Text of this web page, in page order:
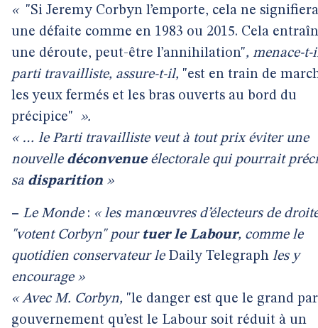
« "Si Jeremy Corbyn l’emporte, cela ne
une défaite comme en 1983 ou 2015. Cela
une déroute, peut-être l’annihilation", menace-t-
parti travailliste, assure-t-il, "est en train de
les yeux fermés et les bras ouverts au bord du
précipice" ».
« … le Parti travailliste veut à tout prix éviter une
nouvelle déconvenueélectorale qui pourrait
sa disparition »
– Le Monde: « les manœuvres d’électeurs de
"votent Corbyn" pour tuer le Labour, comme le
quotidien conservateur le Daily Telegraph les y
encourage »
« Avec M. Corbyn, "le danger est que le grand
gouvernement qu’est le Labour soit réduit à un